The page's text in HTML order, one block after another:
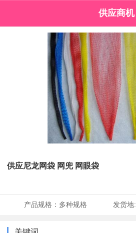
供应商机
供应尼龙网袋 网兜 网眼袋
产品规格： 多种规格 发货地: